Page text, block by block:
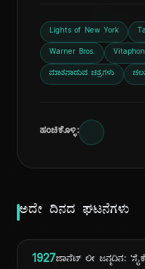
Lights of New York
Warner Bros.
ಮಾತನಾಡುವ ಚಿತ್ರಗಳು
ಹಂಚಿಕೊಳ್ಳಿ:
ಅದೇ ದಿನದ ಘಟನೆಗಳು
1927ಜಾನೆಟ್ ಲೀ ಜನ್ಮದಿನ: